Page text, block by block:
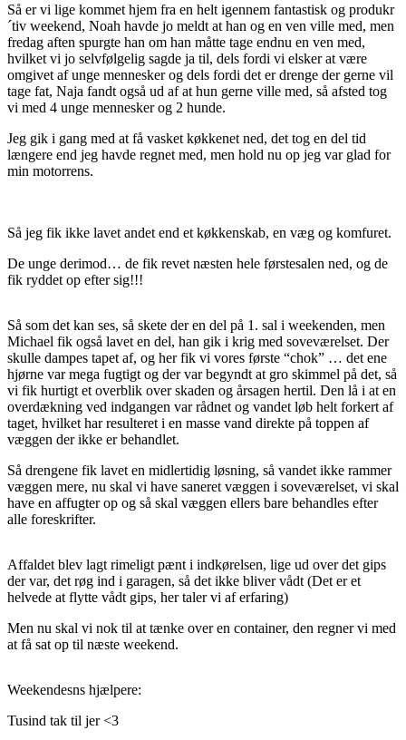
Så er vi lige kommet hjem fra en helt igennem fantastisk og produkr
´tiv weekend, Noah havde jo meldt at han og en ven ville med, men
fredag aften spurgte han om han måtte tage endnu en ven med,
hvilket vi jo selvfølgelig sagde ja til, dels fordi vi elsker at være
omgivet af unge mennesker og dels fordi det er drenge der gerne vil
tage fat, Naja fandt også ud af at hun gerne ville med, så afsted tog
vi med 4 unge mennesker og 2 hunde.
Jeg gik i gang med at få vasket køkkenet ned, det tog en del tid
længere end jeg havde regnet med, men hold nu op jeg var glad for
min motorrens.
Så jeg fik ikke lavet andet end et køkkenskab, en væg og komfuret.
De unge derimod… de fik revet næsten hele førstesalen ned, og de
fik ryddet op efter sig!!!
Så som det kan ses, så skete der en del på 1. sal i weekenden, men
Michael fik også lavet en del, han gik i krig med soveværelset. Der
skulle dampes tapet af, og her fik vi vores første “chok” … det ene
hjørne var mega fugtigt og der var begyndt at gro skimmel på det, så
vi fik hurtigt et overblik over skaden og årsagen hertil. Den lå i at en
overdækning ved indgangen var rådnet og vandet løb helt forkert af
taget, hvilket har resulteret i en masse vand direkte på toppen af
væggen der ikke er behandlet.
Så drengene fik lavet en midlertidig løsning, så vandet ikke rammer
væggen mere, nu skal vi have saneret væggen i soveværelset, vi skal
have en affugter op og så skal væggen ellers bare behandles efter
alle foreskrifter.
Affaldet blev lagt rimeligt pænt i indkørelsen, lige ud over det gips
der var, det røg ind i garagen, så det ikke bliver vådt (Det er et
helvede at flytte vådt gips, her taler vi af erfaring)
Men nu skal vi nok til at tænke over en container, den regner vi med
at få sat op til næste weekend.
Weekendesns hjælpere:
Tusind tak til jer <3